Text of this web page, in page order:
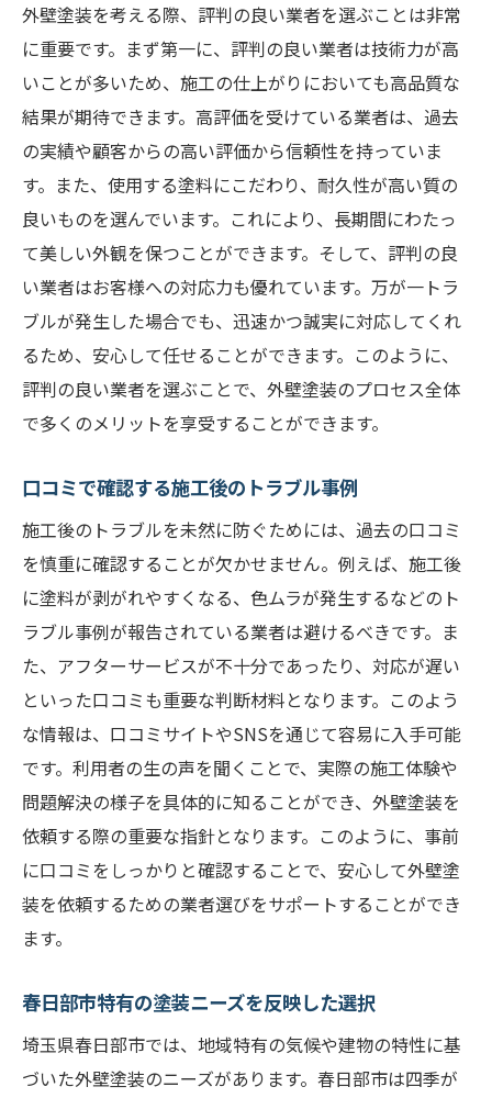
外壁塗装を考える際、評判の良い業者を選ぶことは非常
に重要です。まず第一に、評判の良い業者は技術力が高
いことが多いため、施工の仕上がりにおいても高品質な
結果が期待できます。高評価を受けている業者は、過去
の実績や顧客からの高い評価から信頼性を持っていま
す。また、使用する塗料にこだわり、耐久性が高い質の
良いものを選んでいます。これにより、長期間にわたっ
て美しい外観を保つことができます。そして、評判の良
い業者はお客様への対応力も優れています。万が一トラ
ブルが発生した場合でも、迅速かつ誠実に対応してくれ
るため、安心して任せることができます。このように、
評判の良い業者を選ぶことで、外壁塗装のプロセス全体
で多くのメリットを享受することができます。
口コミで確認する施工後のトラブル事例
施工後のトラブルを未然に防ぐためには、過去の口コミ
を慎重に確認することが欠かせません。例えば、施工後
に塗料が剥がれやすくなる、色ムラが発生するなどのト
ラブル事例が報告されている業者は避けるべきです。ま
た、アフターサービスが不十分であったり、対応が遅い
といった口コミも重要な判断材料となります。このよう
な情報は、口コミサイトやSNSを通じて容易に入手可能
です。利用者の生の声を聞くことで、実際の施工体験や
問題解決の様子を具体的に知ることができ、外壁塗装を
依頼する際の重要な指針となります。このように、事前
に口コミをしっかりと確認することで、安心して外壁塗
装を依頼するための業者選びをサポートすることができ
ます。
春日部市特有の塗装ニーズを反映した選択
埼玉県春日部市では、地域特有の気候や建物の特性に基
づいた外壁塗装のニーズがあります。春日部市は四季が